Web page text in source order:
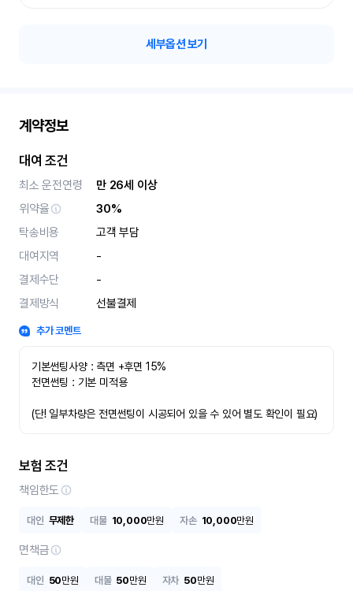
세부옵션 보기
계약정보
대여 조건
최소 운전연령
만 26세 이상
위약율
30%
탁송비용
고객 부담
대여지역
-
결제수단
-
결제방식
선불결제
추가 코멘트
기본썬팅사양 : 측면 +후면 15%
전면썬팅 : 기본 미적용
(단! 일부차량은 전면썬팅이 시공되어 있을 수 있어 별도 확인이 필요)
보험 조건
책임한도
대인 무제한 대물 10,000만원 자손 10,000만원
면책금
대인 50만원 대물 50만원 자차 50만원